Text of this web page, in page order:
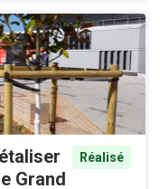
Grand
Réalisé